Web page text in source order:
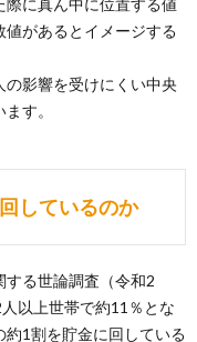
に真ん中に位置する値
があるとイメージする
影響を受けにくい中央
す。
しているのか
る世論調査（令和2
以上世帯で約11％とな
1割を貯金に回している